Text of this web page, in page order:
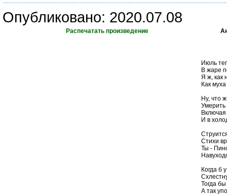
Опубликовано: 2020.07.08
Распечатать произведение
Июль
В жаре
Я ж, как
Как
Ну, что
Умерить
И в
Стихи
Ты -
Когда б
Тогда
А так